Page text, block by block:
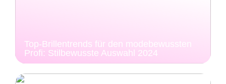
Top-Brillentrends für den modebewussten
Profi: Stilbewusste Auswahl 2024